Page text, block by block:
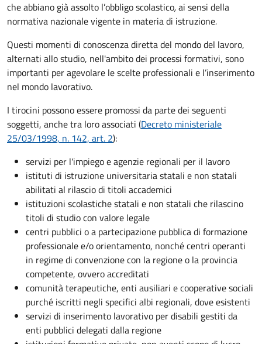
che abbiano già assolto l’obbligo scolastico,ai sensi della
normativa nazionale vigente in materia di istruzione.
Questi momenti di conoscenza diretta del mondo del lavoro,
alternati allo studio, nell'ambito dei processi formativi, sono
importanti per agevolare le scelte professionali e l’inserimento
nel mondo lavorativo.
I tirocini possono essere promossi da parte dei seguenti
soggetti, anche tra loro associati (Decreto ministeriale
25/03/1998, n. 142, art. 2):
servizi per l'impiego e agenzie regionali per il lavoro
istituti di istruzione universitaria statali e non statali
abilitati al rilascio di titoli accademici
istituzioni scolastiche statali e non statali che rilascino
titoli di studio con valore legale
centri pubblici o a partecipazione pubblica di formazione
professionale e/o orientamento, nonché centri operanti
in regime di convenzione con la regione o la provincia
competente, ovvero accreditati
comunità terapeutiche, enti ausiliari e cooperative sociali
purché iscritti negli specifici albi regionali, dove esistenti
servizi di inserimento lavorativo per disabili gestiti da
enti pubblici delegati dalla regione